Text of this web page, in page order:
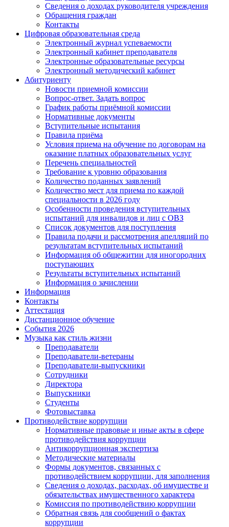
Сведения о доходах руководителя учреждения
Обращения граждан
Контакты
Цифровая образовательная среда
Электронный журнал успеваемости
Электронный кабинет преподавателя
Электронные образовательные ресурсы
Электронный методический кабинет
Абитуриенту
Новости приемной комиссии
Вопрос-ответ. Задать вопрос
График работы приёмной комиссии
Нормативные документы
Вступительные испытания
Правила приёма
Условия приема на обучение по договорам на
оказание платных образовательных услуг
Перечень специальностей
Требование к уровню образования
Количество поданных заявлений
Количество мест для приема по каждой
специальности в 2026 году
Особенности проведения вступительных
испытаний для инвалидов и лиц с ОВЗ
Список документов для поступления
Правила подачи и рассмотрения апелляций по
результатам вступительных испытаний
Информация об общежитии для иногородних
поступающих
Результаты вступительных испытаний
Информация о зачислении
Информация
Контакты
Аттестация
Дистанционное обучение
События 2026
Музыка как стиль жизни
Преподаватели
Преподаватели-ветераны
Преподаватели-выпускники
Сотрудники
Директора
Выпускники
Студенты
Фотовыставка
Противодействие коррупции
Нормативные правовые и иные акты в сфере
противодействия коррупции
Антикоррупционная экспертиза
Методические материалы
Формы документов, связанных с
противодействием коррупции, для заполнения
Сведения о доходах, расходах, об имуществе и
обязательствах имущественного характера
Комиссия по противодействию коррупции
Обратная связь для сообщений о фактах
коррупции